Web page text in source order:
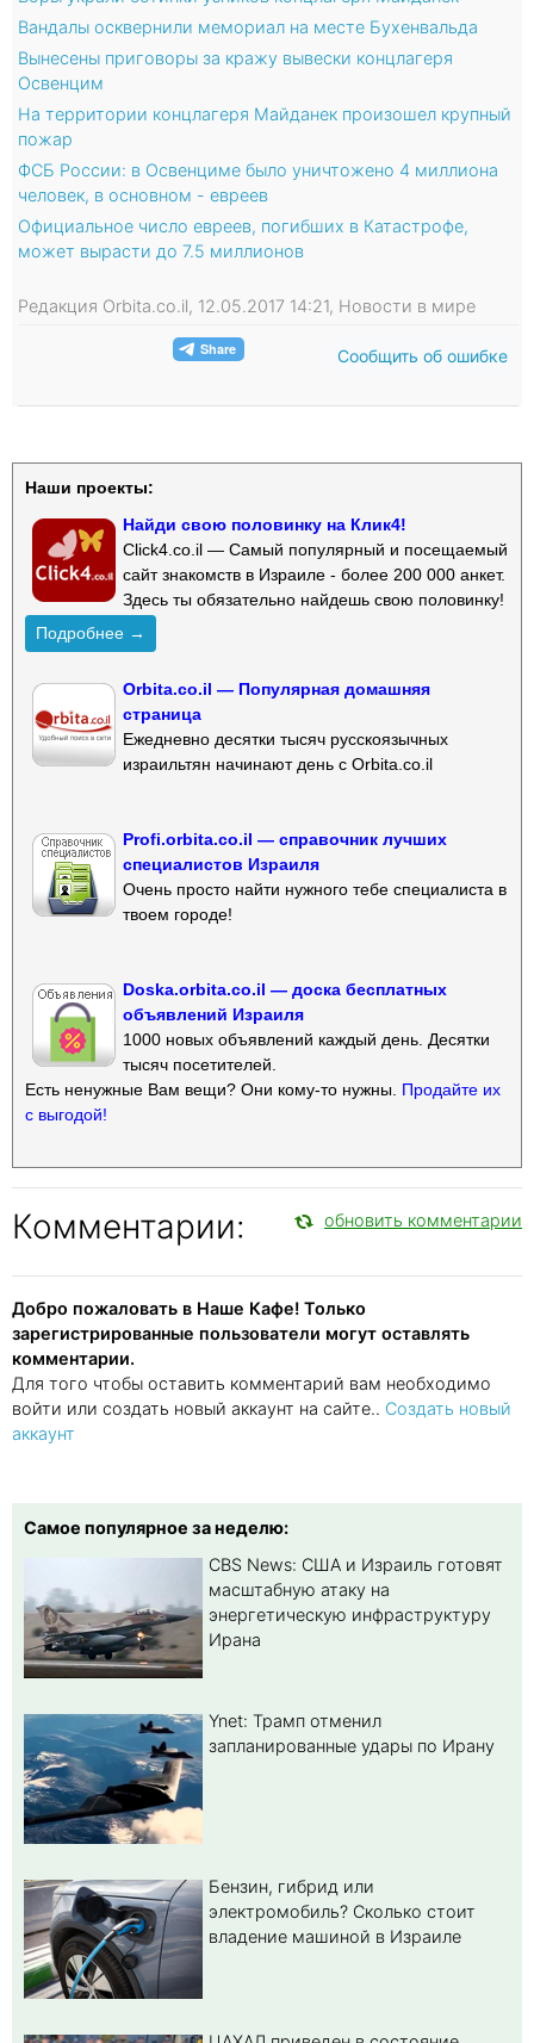
Вандалы осквернили мемориал на месте Бухенвальда
Вынесены приговоры за кражу вывески концлагеря
Освенцим
На территории концлагеря Майданек произошел крупный
пожар
ФСБ России: в Освенциме было уничтожено 4 миллиона
человек, в основном - евреев
Официальное число евреев, погибших в Катастрофе,
может вырасти до 7.5 миллионов
Редакция Orbita.co.il, 12.05.2017 14:21, Новости в мире
Сообщить об ошибке
Наши проекты:
Найди свою половинку на Клик4!
Click4.co.il — Самый популярный и посещаемый
сайт знакомств в Израиле - более 200 000 анкет.
Здесь ты обязательно найдешь свою половинку!
Подробнее →
Orbita.co.il — Популярная домашняя
страница
Ежедневно десятки тысяч русскоязычных
израильтян начинают день с Orbita.co.il
Profi.orbita.co.il — справочник лучших
специалистов Израиля
Очень просто найти нужного тебе специалиста в
твоем городе!
Doska.orbita.co.il — доска бесплатных
объявлений Израиля
1000 новых объявлений каждый день. Десятки
тысяч посетителей.
Есть ненужные Вам вещи? Они кому-то нужны. Продайте их
с выгодой!
Комментарии: обновить комментарии
Добро пожаловать в Наше Кафе! Только
зарегистрированные пользователи могут оставлять
комментарии.
Для того чтобы оставить комментарий вам необходимо
войти или создать новый аккаунт на сайте.. Создать новый
аккаунт
Самое популярное за неделю:
CBS News: США и Израиль готовят
масштабную атаку на
энергетическую инфраструктуру
Ирана
Ynet: Трамп отменил
запланированные удары по Ирану
Бензин, гибрид или
электромобиль? Cколько стоит
владение машиной в Израиле